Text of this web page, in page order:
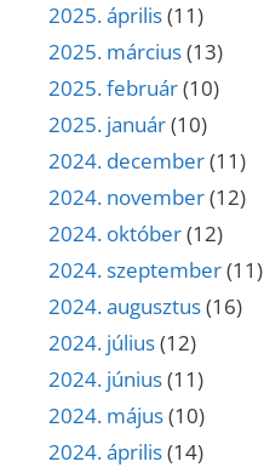
2025. április(11)
2025. március(13)
2025. február(10)
2025. január(10)
2024. december(11)
2024. november(12)
2024. október(12)
2024. szeptember(11)
2024. augusztus(16)
2024. július(12)
2024. június(11)
2024. május(10)
2024. április(14)